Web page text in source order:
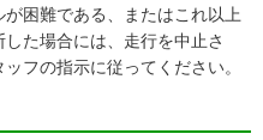
が困難である、またはこれ以上
た場合には、走行を中止さ
フの指示に従ってください。